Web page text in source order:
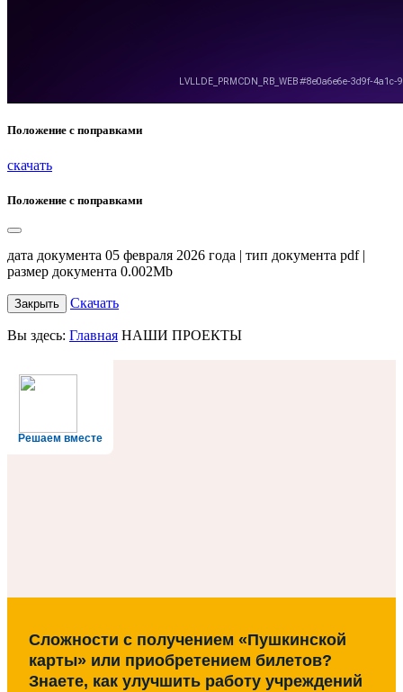
Положение с поправками
скачать
Положение с поправками
дата документа 05 февраля 2026 года | тип документа pdf |
размер документа 0.002Mb
Закрыть Скачать
Вы здесь: Главная НАШИ ПРОЕКТЫ
Решаем вместе
Сложности с получением «Пушкинской
карты» или приобретением билетов?
Знаете, как улучшить работу учреждений